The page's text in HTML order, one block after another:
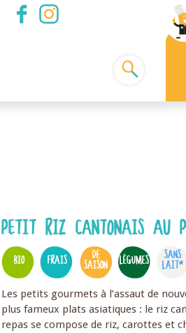
PETIT RIZ CANTONAIS AU
BIO FRAIS
DE
SAISON
LÉGUMES
SANS
LAIT*
Les petits gourmets à l’assaut de
plus fameux plats asiatiques : le riz
repas se compose de riz, carottes et